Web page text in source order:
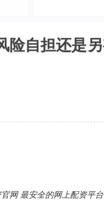
险自担还是
网 最安全的网上配资平